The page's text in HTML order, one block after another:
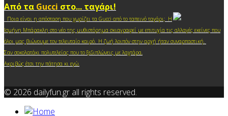
Από τα Gucci στο... ταγάρι!
Ποια είναι η απόσταση που χωρίζει τα Gucci από το ταπεινό ταγάρι; Η
Ισμήνη Μπάρακλη στο νέο της μυθιστόρημα σκιαγραφεί με επιτυχία τις αλλαγές εκείνες που
όλοι μας βιώνουμε τον τελευταίο καιρό. Η ζωή λοιπόν στην αρχή ήταν συναρπαστική.
Σαν σοκολατάκι πολυτελείας που το ξεδιπλώνεις με λαχτάρα.
Ακριβώς έτσι την πάτησα κι εγώ.
© 2026 dailyfun.gr all rights reserved.